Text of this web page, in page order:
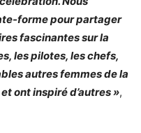
forme pour partager
fascinantes sur la
les pilotes, les chefs,
autres femmes de la
ont inspiré d’autres »,